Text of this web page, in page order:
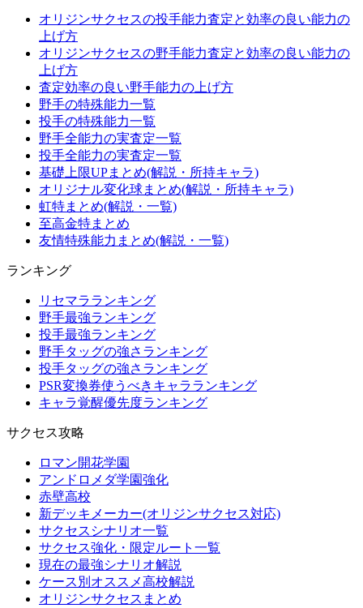
オリジンサクセスの投手能力査定と効率の良い能力の
上げ方
オリジンサクセスの野手能力査定と効率の良い能力の
上げ方
査定効率の良い野手能力の上げ方
野手の特殊能力一覧
投手の特殊能力一覧
野手全能力の実査定一覧
投手全能力の実査定一覧
基礎上限UPまとめ(解説・所持キャラ)
オリジナル変化球まとめ(解説・所持キャラ)
虹特まとめ(解説・一覧)
至高金特まとめ
友情特殊能力まとめ(解説・一覧)
ランキング
リセマラランキング
野手最強ランキング
投手最強ランキング
野手タッグの強さランキング
投手タッグの強さランキング
PSR変換券使うべきキャラランキング
キャラ覚醒優先度ランキング
サクセス攻略
ロマン開花学園
アンドロメダ学園強化
赤壁高校
新デッキメーカー(オリジンサクセス対応)
サクセスシナリオ一覧
サクセス強化・限定ルート一覧
現在の最強シナリオ解説
ケース別オススメ高校解説
オリジンサクセスまとめ